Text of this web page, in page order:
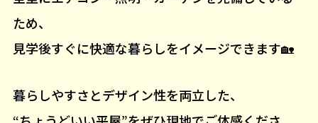
ため、
見学後すぐに快適な暮らしをイメージできます🏡
暮らしやすさとデザイン性を両立した、